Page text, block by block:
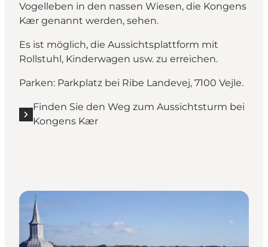
Vogelleben in den nassen Wiesen, die Kongens
Kær genannt werden, sehen.
Es ist möglich, die Aussichtsplattform mit
Rollstuhl, Kinderwagen usw. zu erreichen.
Parken: Parkplatz bei Ribe Landevej, 7100 Vejle.
Finden Sie den Weg zum Aussichtsturm bei
Kongens Kær